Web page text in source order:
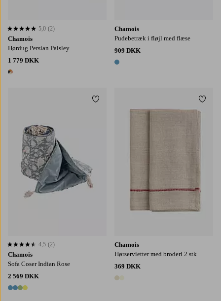
Chamois
Hørdug Persian Paisley
1 779 DKK
1 farve
5,0 baseret på 2 bedømmelser
5,0 (2)
Chamois
Pudebetræk i fløjl med flæse
909 DKK
1 farve
Chamois
Sofa Coser Indian Rose
2 569 DKK
4 farver
4,5 baseret på 2 bedømmelser
4,5 (2)
Tilføj til favoritter
Chamois
Hørservietter med broderi 2 stk
369 DKK
2 farver